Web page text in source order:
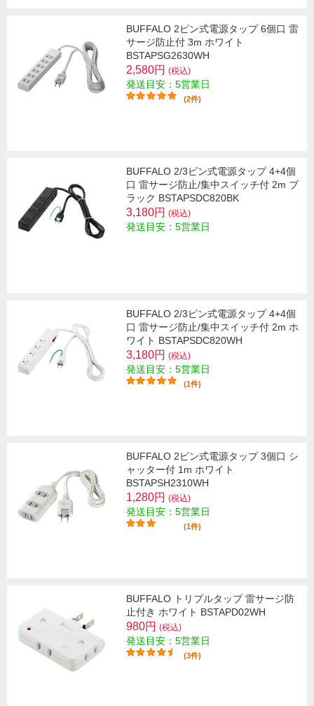
BUFFALO 2ピン式電源タップ 6個口 雷
サージ防止付 3m ホワイト
BSTAPSG2630WH
2,580円 (税込)
発送目安：5営業日
(2件)
BUFFALO 2/3ピン式電源タップ 4+4個
口 雷サージ防止/集中スイッチ付 2m ブ
ラック BSTAPSDC820BK
3,180円 (税込)
発送目安：5営業日
BUFFALO 2/3ピン式電源タップ 4+4個
口 雷サージ防止/集中スイッチ付 2m ホ
ワイト BSTAPSDC820WH
3,180円 (税込)
発送目安：5営業日
(1件)
BUFFALO 2ピン式電源タップ 3個口 シ
ャッター付 1m ホワイト
BSTAPSH2310WH
1,280円 (税込)
発送目安：5営業日
(1件)
BUFFALO トリプルタップ 雷サージ防
止付き ホワイト BSTAPD02WH
980円 (税込)
発送目安：5営業日
(3件)